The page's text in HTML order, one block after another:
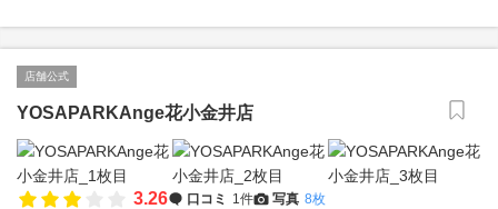
店舗公式
YOSAPARKAnge花小金井店
3.26 口コミ 1件 写真 8枚